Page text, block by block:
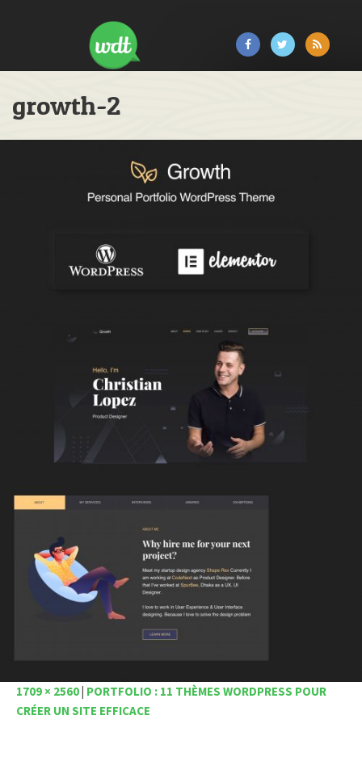
growth-2
1709 × 2560| PORTFOLIO : 11 THÈMES WORDPRESS POUR
CRÉER UN SITE EFFICACE